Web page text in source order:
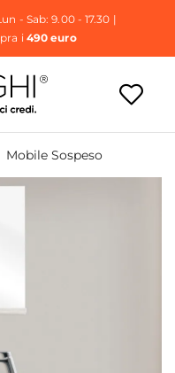
- Sab: 9.00 - 17.30 |
i 490 euro
Mobile Sospeso